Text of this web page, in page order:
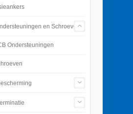
en Schroeven
Ondersteuningen